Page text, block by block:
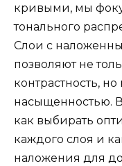
кривыми, мы
тонального
Слои с
позволяют не
контрастность,
насыщенностью.
как выбирать
каждого слоя и
наложения для